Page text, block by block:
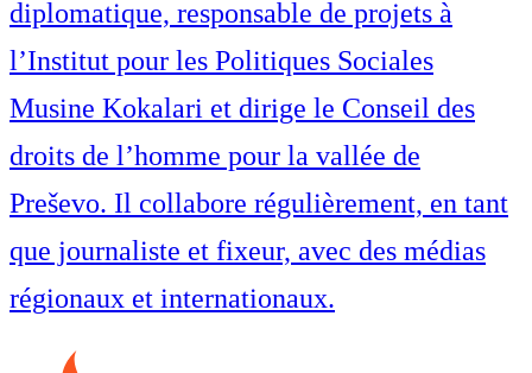
diplomatique, responsable de projets à
l’Institut pour les Politiques Sociales
Musine Kokalari et dirige le Conseil des
droits de l’homme pour la vallée de
Preševo. Il collabore régulièrement, en tant
que journaliste et fixeur, avec des médias
régionaux et internationaux.